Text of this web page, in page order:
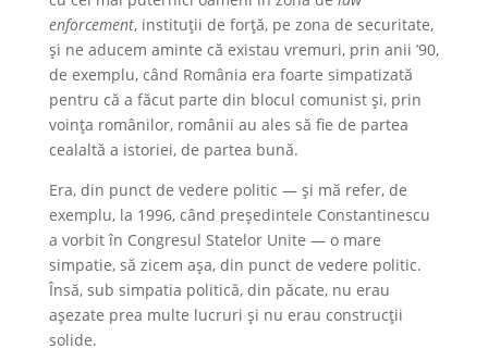
enforcement, instituții de forță, pe zona de securitate,
și ne aducem aminte că existau vremuri, prin anii ’90,
de exemplu, când România era foarte simpatizată
pentru că a făcut parte din blocul comunist și, prin
voința românilor, românii au ales să fie de partea
cealaltă a istoriei, de partea bună.
Era, din punct de vedere politic — și mă refer, de
exemplu, la 1996, când președintele Constantinescu
a vorbit în Congresul Statelor Unite — o mare
simpatie, să zicem așa, din punct de vedere politic.
Însă, sub simpatia politică, din păcate, nu erau
așezate prea multe lucruri și nu erau construcții
solide.